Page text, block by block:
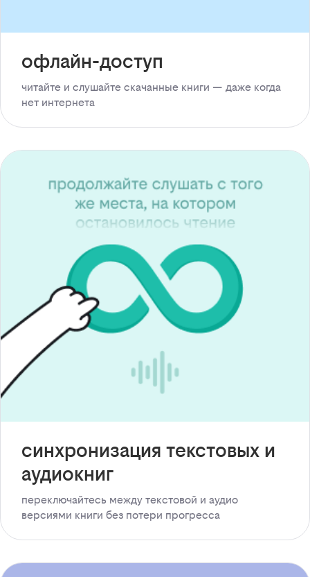
офлайн-доступ
читайте и слушайте скачанные книги — даже когда
нет интернета
синхронизация текстовых и
аудиокниг
переключайтесь между текстовой и аудио
версиями книги без потери прогресса